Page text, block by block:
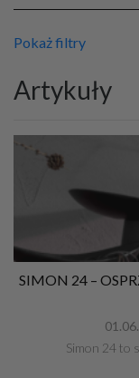
Pokaż filtry
Artykuły
SIMON 24 –
Simon 24 to